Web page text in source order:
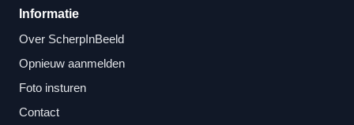
Informatie
Over ScherpInBeeld
Opnieuw aanmelden
Foto insturen
Contact